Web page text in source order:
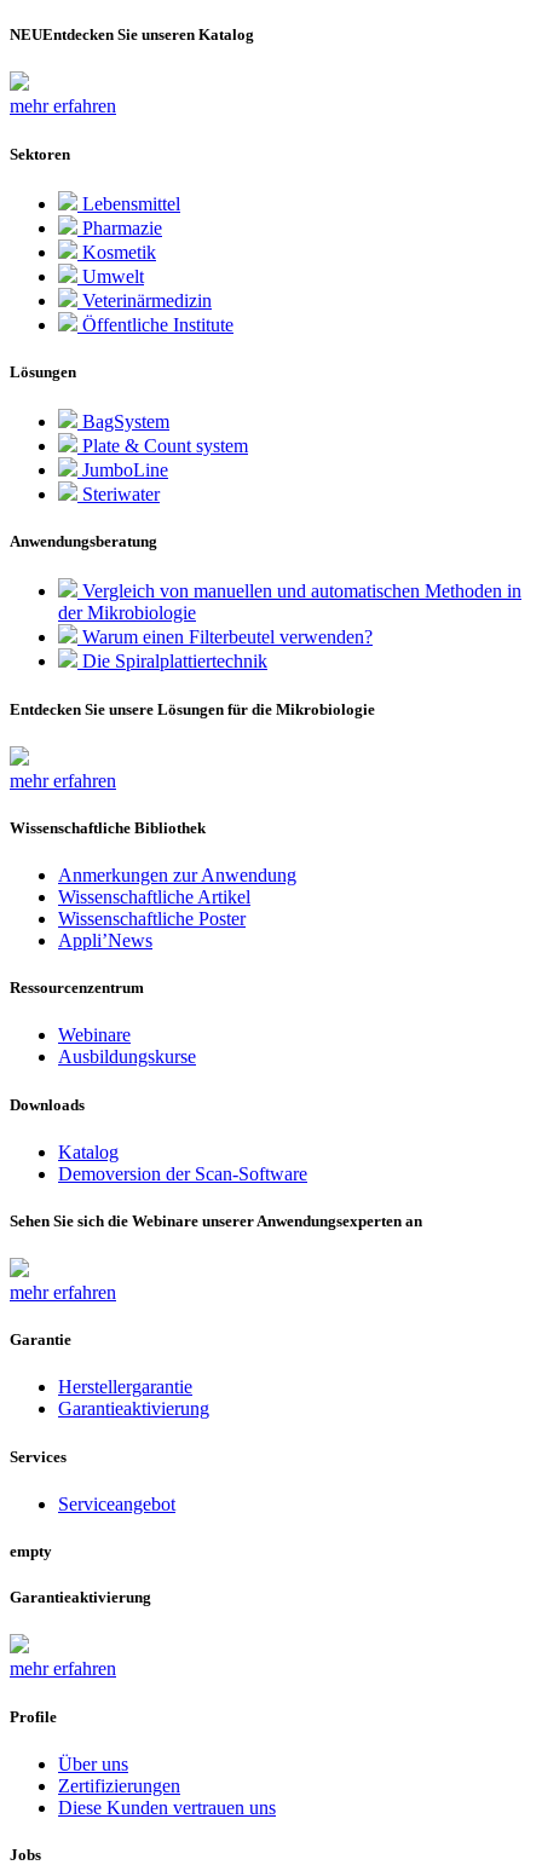
NEUEntdecken Sie unseren Katalog
mehr erfahren
Sektoren
Lebensmittel
Pharmazie
Kosmetik
Umwelt
Veterinärmedizin
Öffentliche Institute
Lösungen
BagSystem
Plate & Count system
JumboLine
Steriwater
Anwendungsberatung
Vergleich von manuellen und automatischen Methoden in
der Mikrobiologie
Warum einen Filterbeutel verwenden?
Die Spiralplattier­technik
Entdecken Sie unsere Lösungen für die Mikrobiologie
mehr erfahren
Wissenschaftliche Bibliothek
Anmerkungen zur Anwendung
Wissenschaftliche Artikel
Wissenschaftliche Poster
Appli’News
Ressourcenzentrum
Webinare
Ausbildungskurse
Downloads
Katalog
Demoversion der Scan-Software
Sehen Sie sich die Webinare unserer Anwendungsexperten an
mehr erfahren
Garantie
Herstellergarantie
Garantieaktivierung
Services
Serviceangebot
empty
Garantieaktivierung
mehr erfahren
Profile
Über uns
Zertifizierungen
Diese Kunden vertrauen uns
Jobs